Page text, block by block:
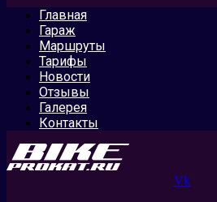
Главная
Гараж
Маршруты
Тарифы
Новости
Отзывы
Галерея
Контакты
Vk